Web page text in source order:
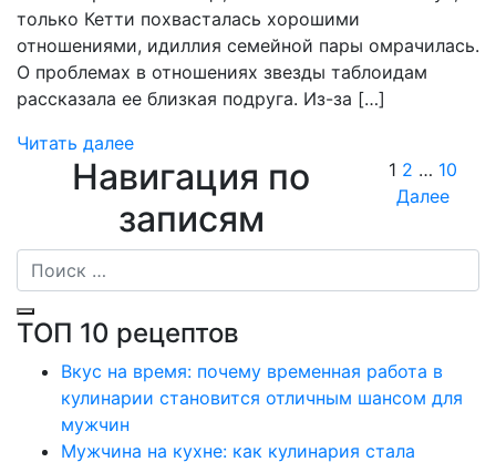
только Кетти похвасталась хорошими
отношениями, идиллия семейной пары омрачилась.
О проблемах в отношениях звезды таблоидам
рассказала ее близкая подруга. Из-за […]
Читать далее
Навигация по
записям
1 2 … 10
Далее
ТОП 10 рецептов
Вкус на время: почему временная работа в
кулинарии становится отличным шансом для
мужчин
Мужчина на кухне: как кулинария стала